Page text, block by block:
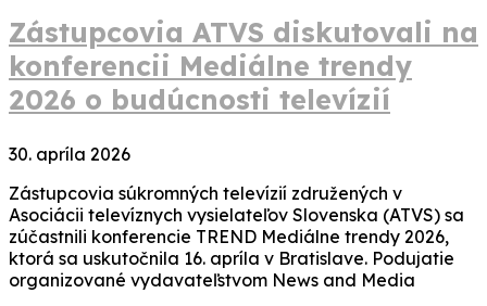
Zástupcovia ATVS diskutovali na
konferencii Mediálne trendy
2026 o budúcnosti televízií
30. apríla 2026
Zástupcovia súkromných televízií združených v
Asociácii televíznych vysielateľov Slovenska (ATVS) sa
zúčastnili konferencie TREND Mediálne trendy 2026,
ktorá sa uskutočnila 16. apríla v Bratislave. Podujatie
organizované vydavateľstvom News and Media